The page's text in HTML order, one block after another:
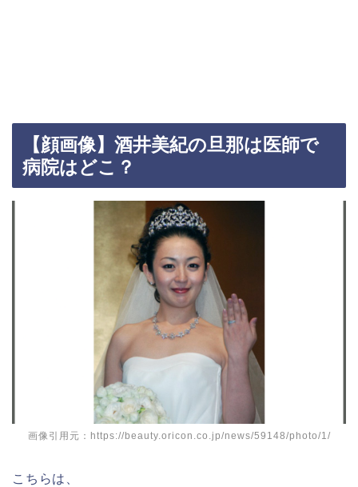
【顔画像】酒井美紀の旦那は医師で
病院はどこ？
画像引用元：https://beauty.oricon.co.jp/news/59148/photo/1/
こちらは、